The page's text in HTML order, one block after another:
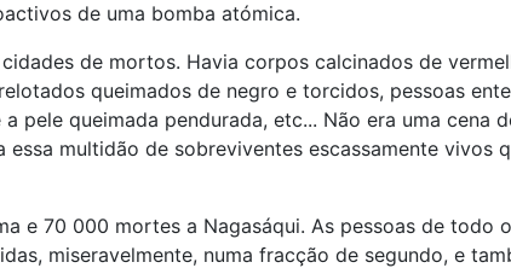
de uma bomba atómica.
de mortos. Havia corpos calcinados de
queimados de negro e torcidos, pessoas
pele queimada pendurada, etc... Não era uma cena
multidão de sobreviventes escassamente vivos
e 70 000 mortes a Nagasáqui. As pessoas de todo
miseravelmente, numa fracção de segundo, e